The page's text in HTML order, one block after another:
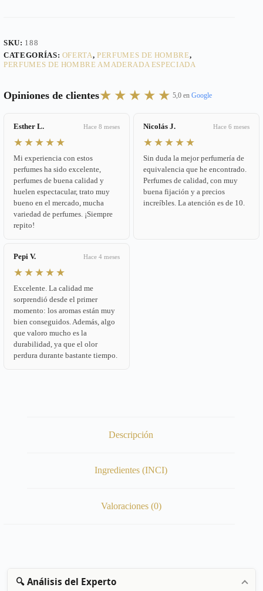
SKU: 188
CATEGORÍAS: OFERTA,PERFUMES DE HOMBRE,
PERFUMES DE HOMBRE AMADERADA ESPECIADA
Opiniones de clientes★★★★★ 5,0 en Google
Esther L. Hace 8 meses
★★★★★
Mi experiencia con estos
perfumes ha sido excelente,
perfumes de buena calidad y
huelen espectacular, trato muy
bueno en el mercado, mucha
variedad de perfumes. ¡Siempre
repito!
Nicolás J. Hace 6 meses
★★★★★
Sin duda la mejor perfumería de
equivalencia que he encontrado.
Perfumes de calidad, con muy
buena fijación y a precios
increíbles. La atención es de 10.
Pepi V. Hace 4 meses
★★★★★
Excelente. La calidad me
sorprendió desde el primer
momento: los aromas están muy
bien conseguidos. Además, algo
que valoro mucho es la
durabilidad, ya que el olor
perdura durante bastante tiempo.
Descripción
Ingredientes (INCI)
Valoraciones (0)
🔍 Análisis del Experto